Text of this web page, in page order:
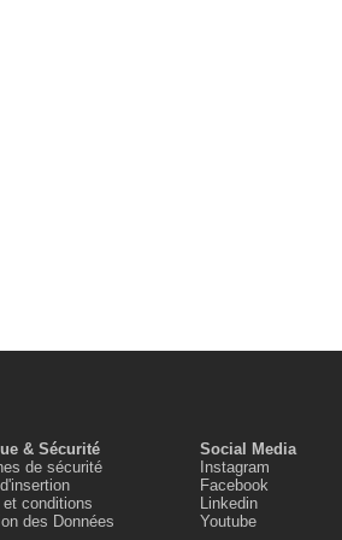
& Sécurité
de sécurité
et conditions
des Données
Social Media
Instagram
Facebook
Linkedin
Youtube